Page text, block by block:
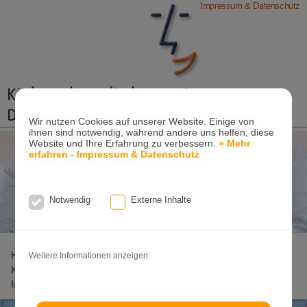
Wir nutzen Cookies auf unserer Website. Einige von
ihnen sind notwendig, während andere uns helfen, diese
Website und Ihre Erfahrung zu verbessern.» Mehr
erfahren - Impressum & Datenschutz
Notwendig Externe Inhalte
Weitere Informationen anzeigen
Impressum & Datenschutz
Kieferorthopädische Praxis
Dr. Konik & Kollegen
Zahn- und Kieferregulierungen für Kinder und
Erwachsene
Ganzheitliche-Kieferorthopädie
Tel. +49(0)7151-96 94 0-0·www.konik.de
Home Lageplan Behandlungs-Spektrum
KFO Erwachsene
Incognito